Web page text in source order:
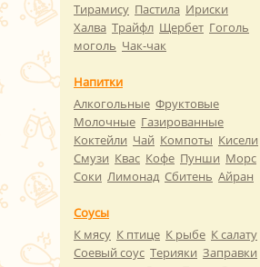
Тирамису Пастила Ириски
Халва Трайфл Щербет Гоголь
моголь Чак-чак
Напитки
Алкогольные Фруктовые
Молочные Газированные
Коктейли Чай Компоты Кисели
Смузи Квас Кофе Пунши Морс
Соки Лимонад Сбитень Айран
Соусы
К мясу К птице К рыбе К салату
Соевый соус Терияки Заправки